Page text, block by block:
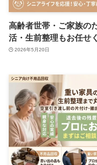
高齢者世帯・ご家族の
活・生前整理もお任せ
2026年5月20日